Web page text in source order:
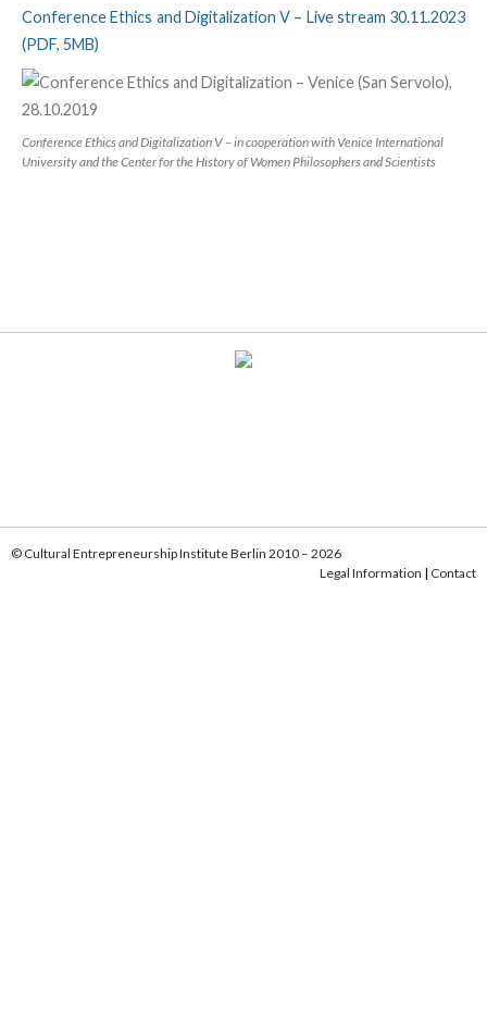
Conference Ethics and Digitalization V – Live stream 30.11.2023
(PDF, 5MB)
Conference Ethics and Digitalization V – in cooperation with Venice International
University and the Center for the History of Women Philosophers and Scientists
© Cultural Entrepreneurship Institute Berlin 2010 – 2026
Legal Information | Contact